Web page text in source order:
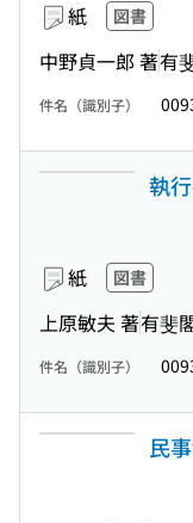
紙 図書
中野貞一郎 著有
件名（識別子）
執
紙 図書
上原敏夫 著有斐
件名（識別子）
民